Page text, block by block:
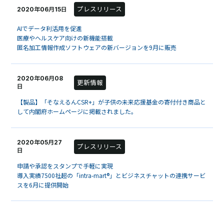
2020年06月15日 プレスリリース
AIでデータ利活用を促進
医療やヘルスケア向けの新機能搭載
匿名加工情報作成ソフトウェアの新バージョンを9月に販売
2020年06月08
日
更新情報
【製品】「そなえるんCSR+」が子供の未来応援基金の寄付付き商品と
して内閣府ホームページに掲載されました。
2020年05月27
日
プレスリリース
申請や承認をスタンプで手軽に実現
導入実績7500社超の「intra-mart®」とビジネスチャットの連携サービ
スを6月に提供開始